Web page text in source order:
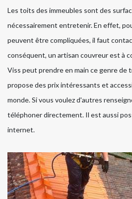
Les toits des immeubles sont des
nécessairement entretenir. En effet,
peuvent être compliquées, il faut
conséquent, un artisan couvreur est à
Viss peut prendre en main ce genre de
propose des prix intéressants et
monde. Si vous voulez d'autres
téléphoner directement. Il est aussi
internet.